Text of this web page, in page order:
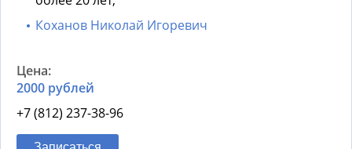
Коханов Николай Игоревич
2000 рублей
+7 (812) 237-38-96